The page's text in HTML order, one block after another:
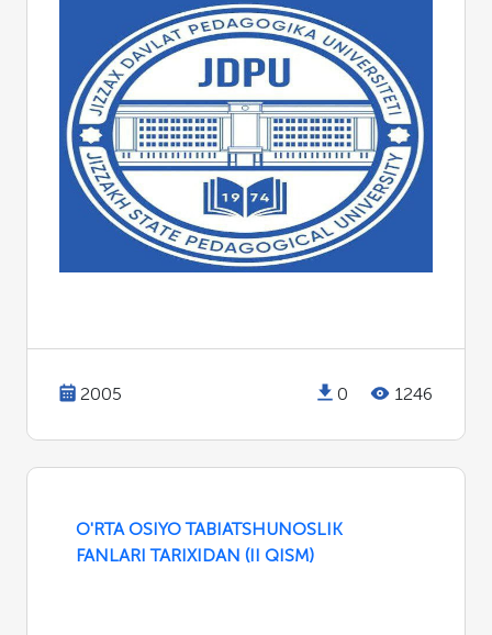
2005 0 1246
O'RTA OSIYO TABIATSHUNOSLIK
FANLARI TARIXIDAN (II QISM)